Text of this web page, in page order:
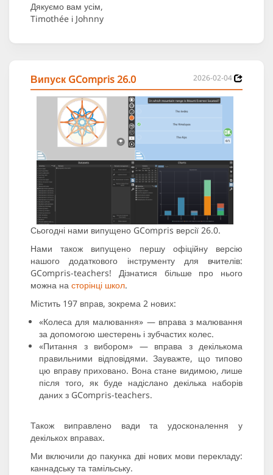
Дякуємо вам усім,
Timothée і Johnny
Випуск GCompris 26.0 2026-02-04
Сьогодні нами випущено GCompris версії 26.0.
Нами також випущено першу офіційну версію
нашого додаткового інструменту для вчителів:
GCompris-teachers! Дізнатися більше про нього
можна на сторінці школ.
Містить 197 вправ, зокрема 2 нових:
«Колеса для малювання» — вправа з малювання
за допомогою шестерень і зубчастих колес.
«Питання з вибором» — вправа з декількома
правильними відповідями. Зауважте, що типово
цю вправу приховано. Вона стане видимою, лише
після того, як буде надіслано декілька наборів
даних з GCompris-teachers.
Також виправлено вади та удосконалення у
декількох вправах.
Ми включили до пакунка дві нових мови перекладу:
каннадську та тамільську.